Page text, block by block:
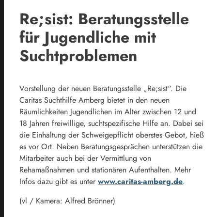
Re;sist: Beratungsstelle
für Jugendliche mit
Suchtproblemen
Vorstellung der neuen Beratungsstelle „Re;sist“. Die
Caritas Suchthilfe Amberg bietet in den neuen
Räumlichkeiten Jugendlichen im Alter zwischen 12 und
18 Jahren freiwillige, suchtspezifische Hilfe an. Dabei sei
die Einhaltung der Schweigepflicht oberstes Gebot, hieß
es vor Ort. Neben Beratungsgesprächen unterstützen die
Mitarbeiter auch bei der Vermittlung von
Rehamaßnahmen und stationären Aufenthalten. Mehr
Infos dazu gibt es unter www.caritas-amberg.de.
(vl / Kamera: Alfred Brönner)